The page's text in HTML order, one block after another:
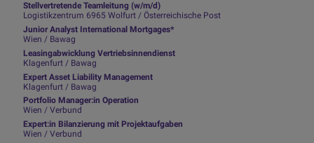
Stellvertretende Teamleitung (w/m/d)
Logistikzentrum 6965 Wolfurt / Österreichische Post
Junior Analyst International Mortgages*
Wien / Bawag
Leasingabwicklung Vertriebsinnendienst
Klagenfurt / Bawag
Expert Asset Liability Management
Klagenfurt / Bawag
Portfolio Manager:in Operation
Wien / Verbund
Expert:in Bilanzierung mit Projektaufgaben
Wien / Verbund